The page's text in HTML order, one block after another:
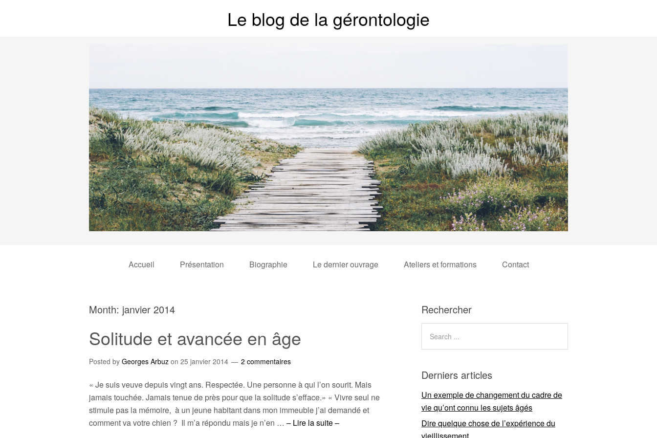
Le blog de la gérontologie
Accueil Présentation Biographie Le dernier ouvrage Ateliers et formations Contact
Month: janvier 2014
Solitude et avancée en âge
Posted by Georges Arbuz on 25 janvier 2014 2 commentaires
« Je suis veuve depuis vingt ans. Respectée. Une personne à qui l’on sourit. Mais
jamais touchée. Jamais tenue de près pour que la solitude s’efface.» « Vivre seul ne
stimule pas la mémoire, à un jeune habitant dans mon immeuble j’ai demandé et
comment va votre chien ? Il m’a répondu mais je n’en … – Lire la suite –
Rechercher
Derniers articles
Un exemple de changement du cadre de
vie qu’ont connu les sujets âgés
Dire quelque chose de l’expérience du